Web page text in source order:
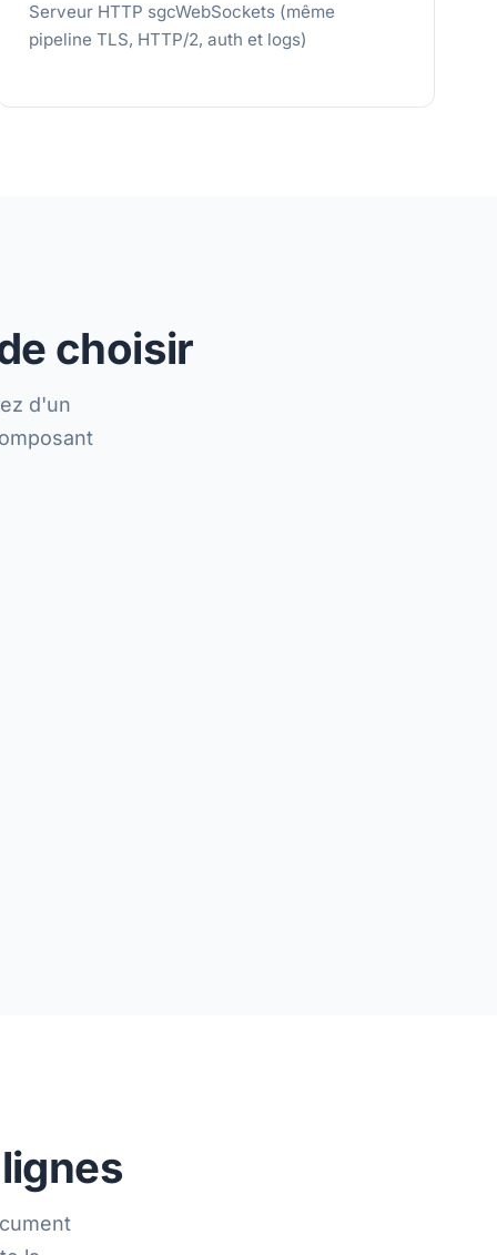
Serveur HTTP sgcWebSockets (même
pipeline TLS, HTTP/2, auth et logs)
choisir
d'un